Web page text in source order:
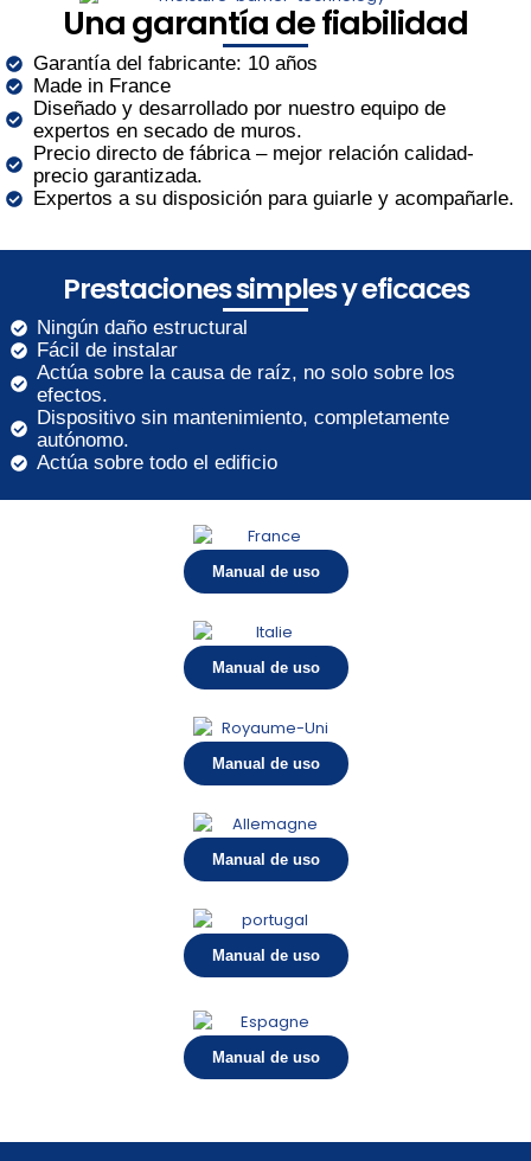
Una garantía de fiabilidad
Garantía del fabricante: 10 años
Made in France
Diseñado y desarrollado por nuestro equipo de
expertos en secado de muros.
Precio directo de fábrica – mejor relación calidad-
precio garantizada.
Expertos a su disposición para guiarle y acompañarle.
Prestaciones simples y eficaces
Ningún daño estructural
Fácil de instalar
Actúa sobre la causa de raíz, no solo sobre los
efectos.
Dispositivo sin mantenimiento, completamente
autónomo.
Actúa sobre todo el edificio
Manual de uso
Manual de uso
Manual de uso
Manual de uso
Manual de uso
Manual de uso